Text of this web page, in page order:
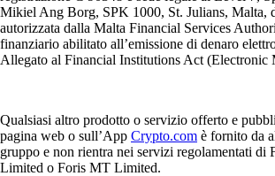
Mikiel Ang Borg, SPK 1000, St. Julians, Malta,
autorizzata dalla Malta Financial Services
finanziario abilitato all’emissione di denaro
Allegato al Financial Institutions Act (Electronic
Qualsiasi altro prodotto o servizio offerto e
pagina web o sull’App Crypto.com è fornito da
gruppo e non rientra nei servizi regolamentati
Limited o Foris MT Limited.